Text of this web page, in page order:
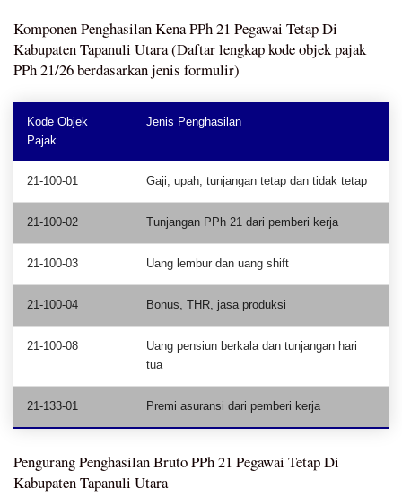
Komponen Penghasilan Kena PPh 21 Pegawai Tetap Di
Kabupaten Tapanuli Utara (Daftar lengkap kode objek pajak
PPh 21/26 berdasarkan jenis formulir)
Kode Objek
Pajak
Jenis Penghasilan
21-100-01 Gaji, upah, tunjangan tetap dan tidak tetap
21-100-02 Tunjangan PPh 21 dari pemberi kerja
21-100-03 Uang lembur dan uang shift
21-100-04 Bonus, THR, jasa produksi
21-100-08
Uang pensiun berkala dan tunjangan hari
tua
21-133-01 Premi asuransi dari pemberi kerja
Pengurang Penghasilan Bruto PPh 21 Pegawai Tetap Di
Kabupaten Tapanuli Utara